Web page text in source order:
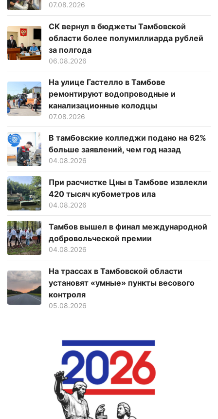
07.08.2026
СК вернул в бюджеты Тамбовской
области более полумиллиарда рублей
за полгода
06.08.2026
На улице Гастелло в Тамбове
ремонтируют водопроводные и
канализационные колодцы
07.08.2026
В тамбовские колледжи подано на 62%
больше заявлений, чем год назад
04.08.2026
При расчистке Цны в Тамбове извлекли
420 тысяч кубометров ила
04.08.2026
Тамбов вышел в финал международной
добровольческой премии
04.08.2026
На трассах в Тамбовской области
установят «умные» пункты весового
контроля
05.08.2026